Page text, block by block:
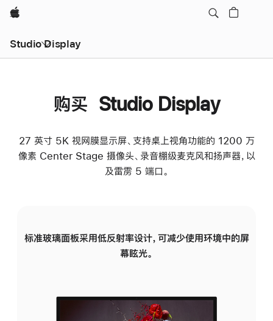
Apple
Studio Display
购买 Studio Display
27 英寸 5K 视网膜显示屏、支持桌上视角功能的 1200 万
像素 Center Stage 摄像头、录音棚级麦克风和扬声器，以
及雷雳 5 端口。
标准玻璃面板采用低反射率设计，可减少使用环境中的屏
幕眩光。